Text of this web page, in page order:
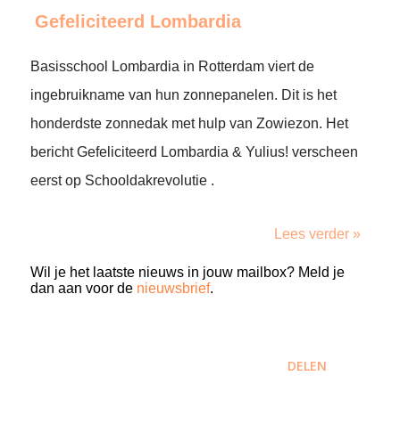
Gefeliciteerd Lombardia
Basisschool Lombardia in Rotterdam viert de
ingebruikname van hun zonnepanelen. Dit is het
honderdste zonnedak met hulp van Zowiezon. Het
bericht Gefeliciteerd Lombardia & Yulius! verscheen
eerst op Schooldakrevolutie .
Lees verder »
Wil je het laatste nieuws in jouw mailbox? Meld je
dan aan voor de nieuwsbrief.
DELEN